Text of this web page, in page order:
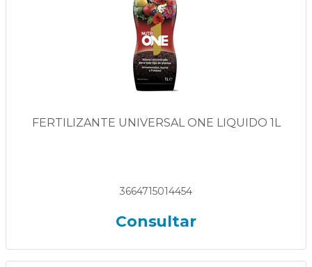
FERTILIZANTE UNIVERSAL ONE LIQUIDO 1L
3664715014454
Consultar